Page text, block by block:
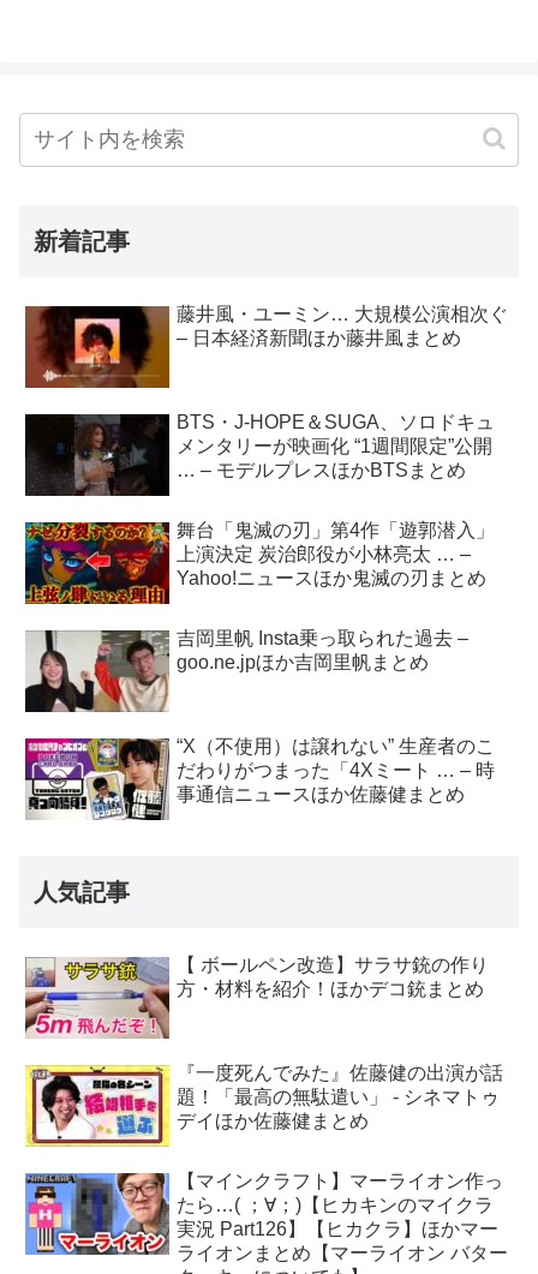
新着記事
藤井風・ユーミン… 大規模公演相次ぐ
– 日本経済新聞ほか藤井風まとめ
BTS・J-HOPE＆SUGA、ソロドキュ
メンタリーが映画化 “1週間限定”公開
… – モデルプレスほかBTSまとめ
舞台「鬼滅の刃」第4作「遊郭潜入」
上演決定 炭治郎役が小林亮太 … –
Yahoo!ニュースほか鬼滅の刃まとめ
吉岡里帆 Insta乗っ取られた過去 –
goo.ne.jpほか吉岡里帆まとめ
“X（不使用）は譲れない” 生産者のこ
だわりがつまった「4Xミート … – 時
事通信ニュースほか佐藤健まとめ
人気記事
【 ボールペン改造】サラサ銃の作り
方・材料を紹介！ほかデコ銃まとめ
『一度死んでみた』佐藤健の出演が話
題！「最高の無駄遣い」 - シネマトゥ
デイほか佐藤健まとめ
【マインクラフト】マーライオン作っ
たら…( ；∀；)【ヒカキンのマイクラ
実況 Part126】【ヒカクラ】ほかマー
ライオンまとめ【マーライオン バター